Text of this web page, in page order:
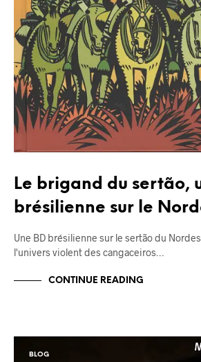
Le brigand du sertão,
brésilienne sur le
Une BD brésilienne sur le sertão du
l'univers violent des cangaceiros…
CONTINUE READING
BLOG